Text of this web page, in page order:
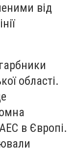
від
області.
в Європі.